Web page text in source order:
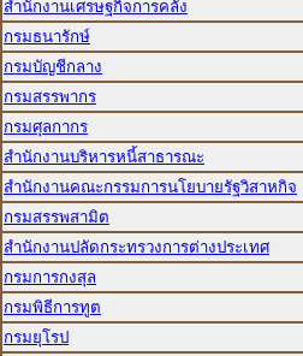
สำนักงานเศรษฐกิจการคลัง
กรมธนารักษ์
กรมบัญชีกลาง
กรมสรรพากร
กรมศุลกากร
สำนักงานบริหารหนี้สาธารณะ
สำนักงานคณะกรรมการนโยบายรัฐวิสาหกิจ
กรมสรรพสามิต
สำนักงานปลัดกระทรวงการต่างประเทศ
กรมการกงสุล
กรมพิธีการทูต
กรมยุโรป